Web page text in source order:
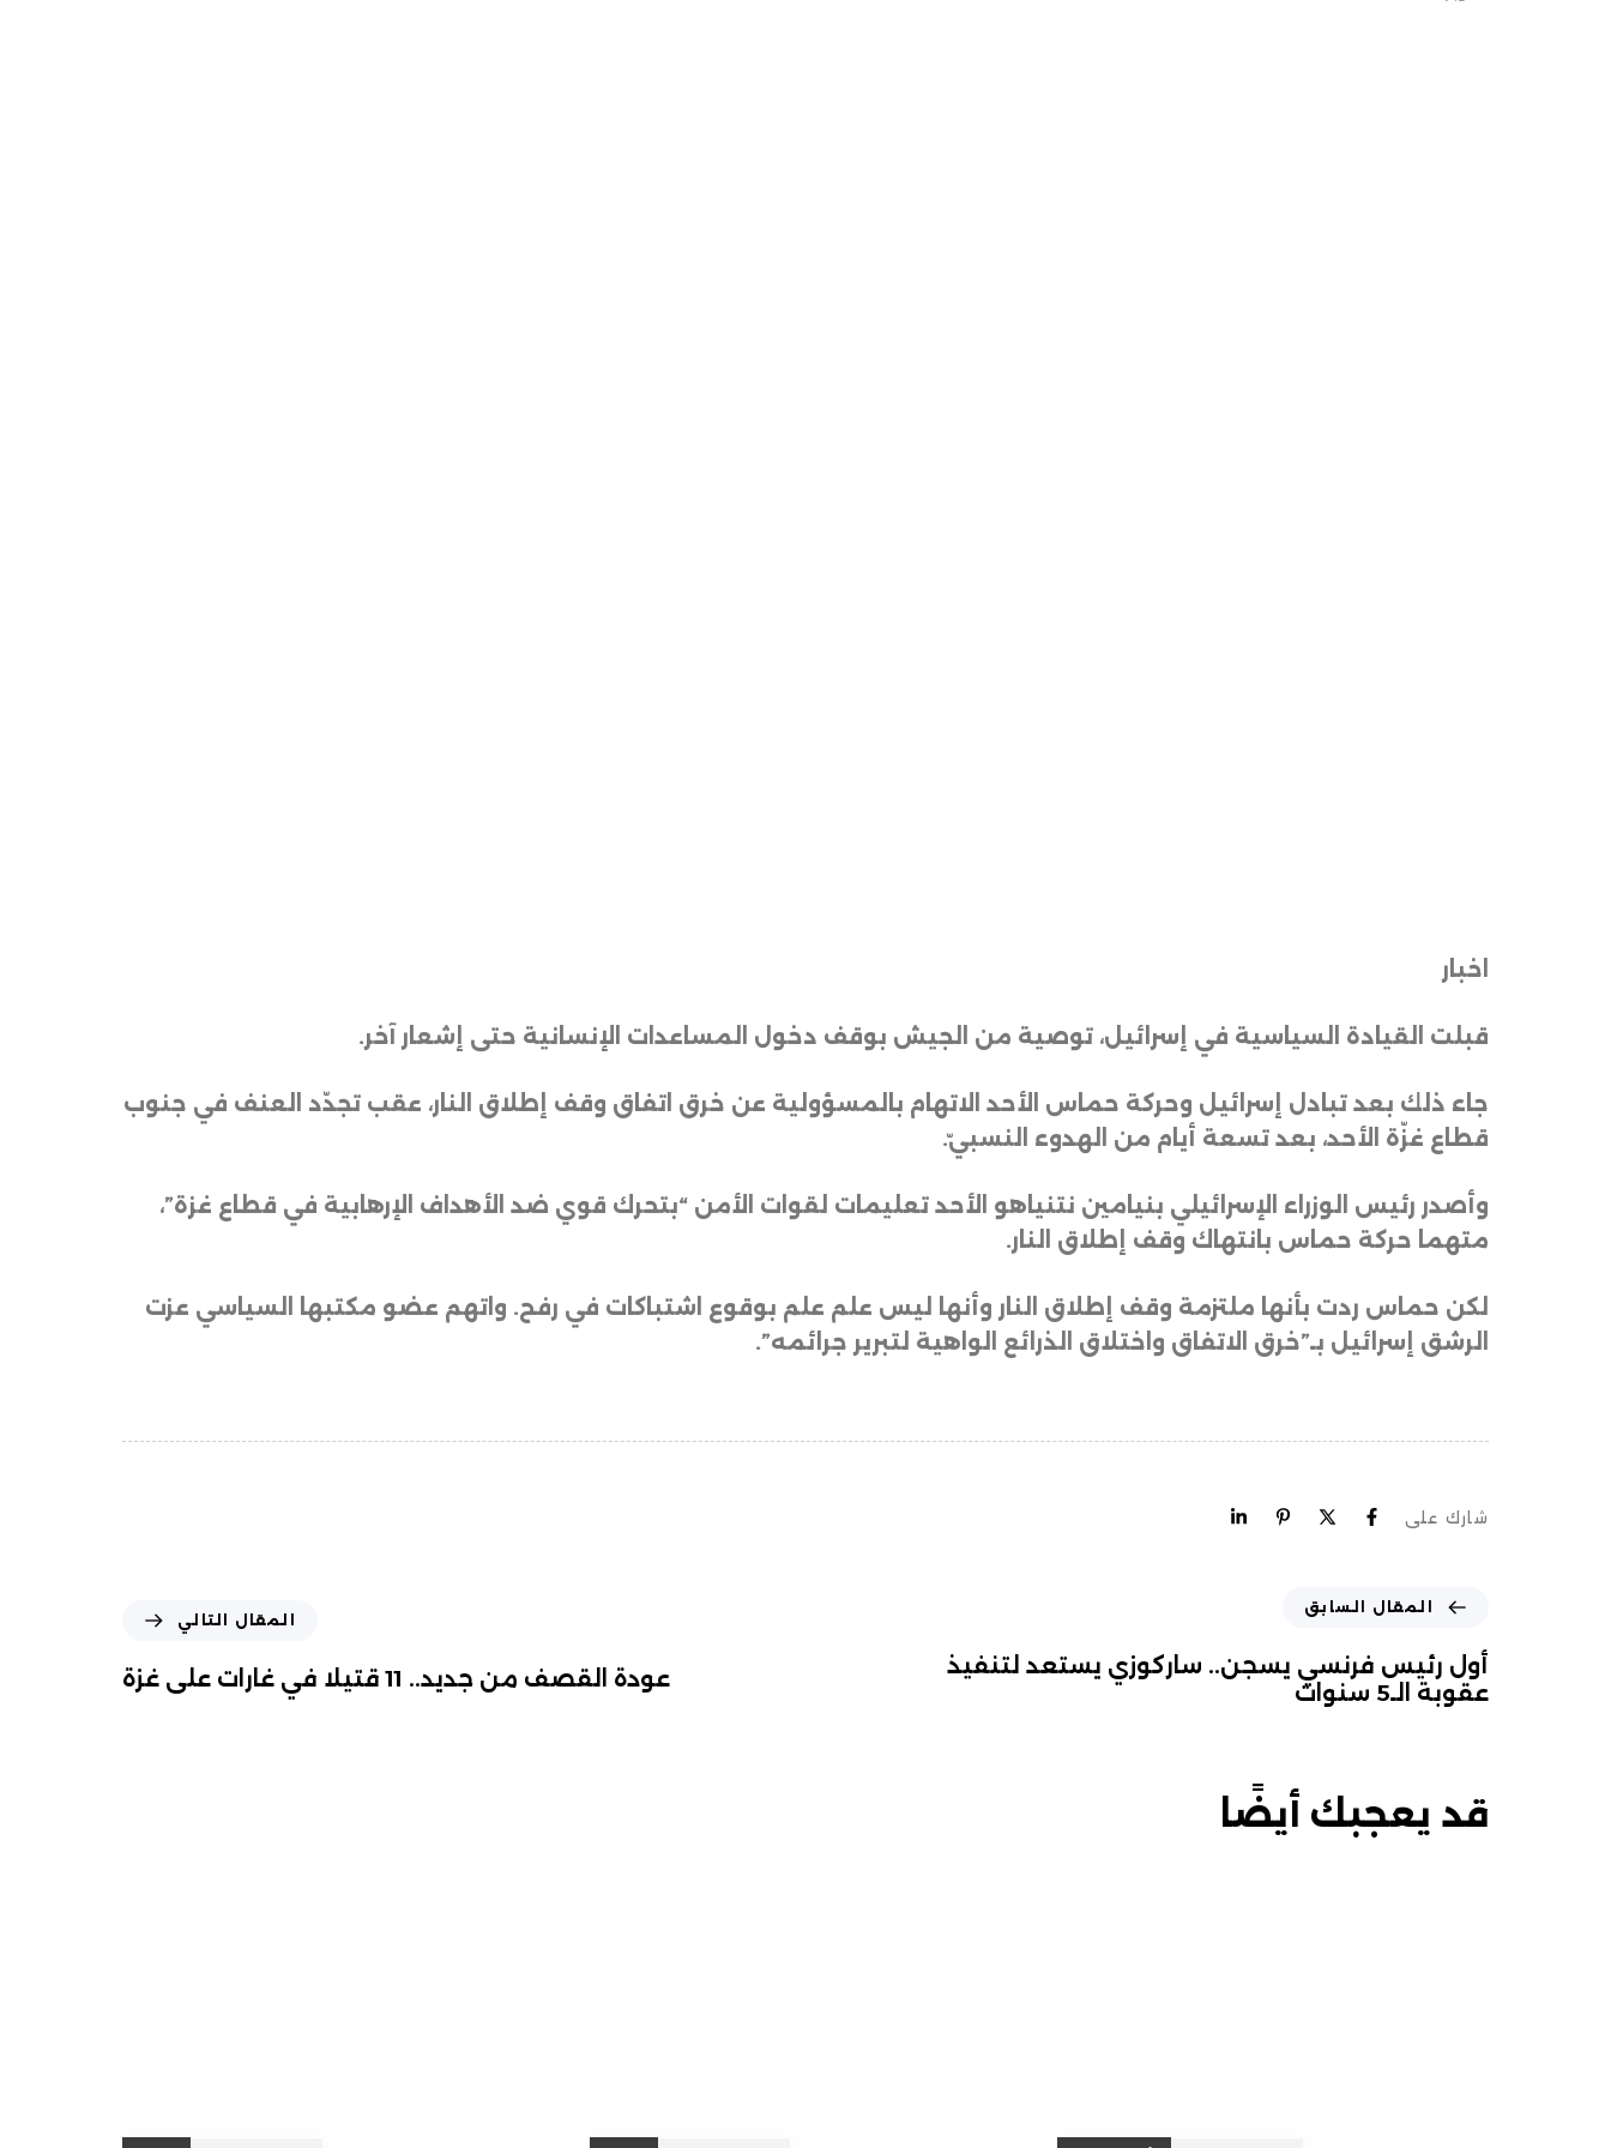
اخبار
قبلت القيادة السياسية في إسرائيل، توصية من الجيش بوقف دخول المساعدات الإنسانية حتى إشعار آخر.
جاء ذلك بعد تبادل إسرائيل وحركة حماس الأحد الاتهام بالمسؤولية عن خرق اتفاق وقف إطلاق النار، عقب تجدّد العنف في جنوب
قطاع غزّة الأحد، بعد تسعة أيام من الهدوء النسبيّ.
وأصدر رئيس الوزراء الإسرائيلي بنيامين نتنياهو الأحد تعليمات لقوات الأمن “بتحرك قوي ضد الأهداف الإرهابية في قطاع غزة”،
متهما حركة حماس بانتهاك وقف إطلاق النار.
لكن حماس ردت بأنها ملتزمة وقف إطلاق النار وأنها ليس علم علم بوقوع اشتباكات في رفح. واتهم عضو مكتبها السياسي عزت
الرشق إسرائيل بـ”خرق الاتفاق واختلاق الذرائع الواهية لتبرير جرائمه”.
شارك على
المقال السابق
أول رئيس فرنسي يسجن.. ساركوزي يستعد لتنفيذ
عقوبة الـ5 سنوات
المقال التالي
عودة القصف من جديد.. 11 قتيلا في غارات على غزة
قد يعجبك أيضًا